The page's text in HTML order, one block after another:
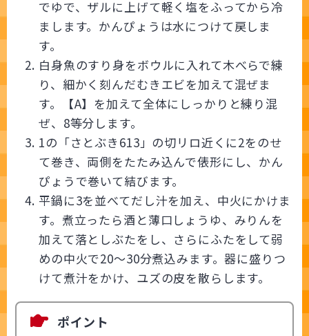
でゆで、ザルに上げて軽く塩をふってから冷
まします。かんぴょうは水につけて戻しま
す。
白身魚のすり身をボウルに入れて木べらで練
り、細かく刻んだむきエビを加えて混ぜま
す。【A】を加えて全体にしっかりと練り混
ぜ、8等分します。
1の「さとぶき613」の切リロ近くに2をのせ
て巻き、両側をたたみ込んで俵形にし、かん
ぴょうで巻いて結びます。
平鍋に3を並べてだし汁を加え、中火にかけま
す。煮立ったら酒と薄口しょうゆ、みりんを
加えて落としぶたをし、さらにふたをして弱
めの中火で20～30分煮込みます。器に盛りつ
けて煮汁をかけ、ユズの皮を散らします。
ポイント